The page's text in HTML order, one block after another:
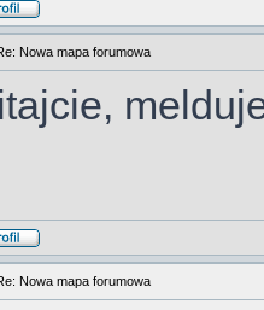
Nowa mapa forumowa
Nowa mapa forumowa